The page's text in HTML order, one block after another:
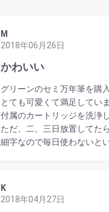
M
2018年06月26日
かわいい
グリーンのセミ万年筆を購
とても可愛くて満足していま
付属のカートリッジを洗浄
ただ、二、三日放置してた
細字なので毎日使わないと
K
2018年04月27日